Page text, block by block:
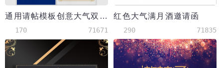
通用请帖模板创意大气双面邀请函
170 71671
红色大气满月酒邀请函
290 71835